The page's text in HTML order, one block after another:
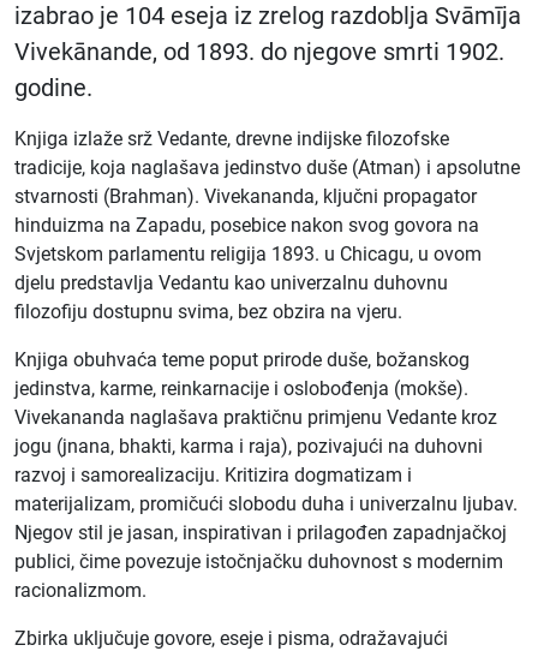
izabrao je 104 eseja iz zrelog razdoblja Svāmīja
Vivekānande, od 1893. do njegove smrti 1902.
godine.
Knjiga izlaže srž Vedante, drevne indijske filozofske
tradicije, koja naglašava jedinstvo duše (Atman) i apsolutne
stvarnosti (Brahman). Vivekananda, ključni propagator
hinduizma na Zapadu, posebice nakon svog govora na
Svjetskom parlamentu religija 1893. u Chicagu, u ovom
djelu predstavlja Vedantu kao univerzalnu duhovnu
filozofiju dostupnu svima, bez obzira na vjeru.
Knjiga obuhvaća teme poput prirode duše, božanskog
jedinstva, karme, reinkarnacije i oslobođenja (mokše).
Vivekananda naglašava praktičnu primjenu Vedante kroz
jogu (jnana, bhakti, karma i raja), pozivajući na duhovni
razvoj i samorealizaciju. Kritizira dogmatizam i
materijalizam, promičući slobodu duha i univerzalnu ljubav.
Njegov stil je jasan, inspirativan i prilagođen zapadnjačkoj
publici, čime povezuje istočnjačku duhovnost s modernim
racionalizmom.
Zbirka uključuje govore, eseje i pisma, odražavajući